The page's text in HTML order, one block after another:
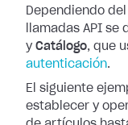
Dependiendo
llamadas API
y Catálogo, que
autenticación.
El siguiente
establecer y